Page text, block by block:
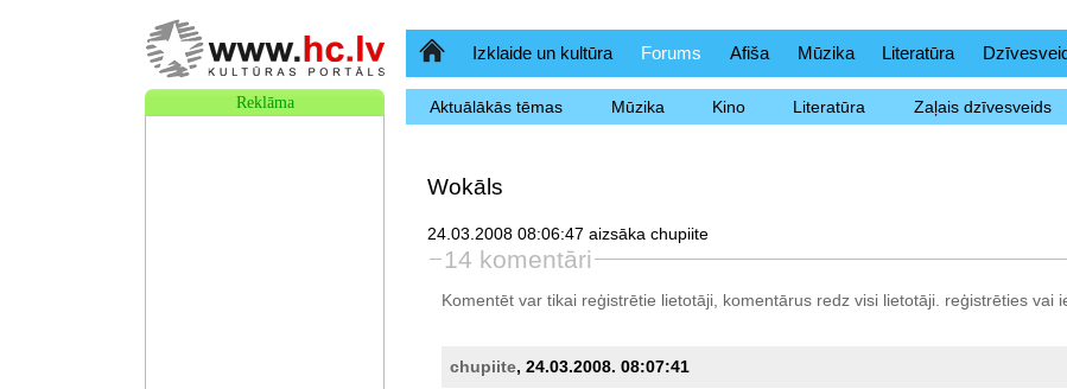
SākumlapaIzklaide un kultūra Forums Afiša Mūzika Literatūra
Aktuālākās tēmas Mūzika Kino Literatūra Zaļais dzīvesveids
Wokāls
24.03.2008 08:06:47 aizsāka chupiite
14 komentāri
Komentēt var tikai reģistrētie lietotāji, komentārus redz visi lietotāji. reģistrētiesvai
chupiite, 24.03.2008. 08:07:41
Reklāma